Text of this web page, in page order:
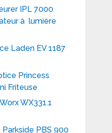
IPL 7000
à lumière
Laden EV 1187
Princess
Friteuse
WX331.1
PBS 900